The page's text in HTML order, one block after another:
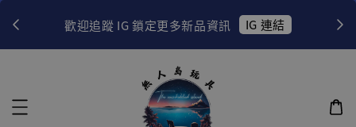
歡迎追蹤 IG 鎖定更多新品資訊 IG 連結